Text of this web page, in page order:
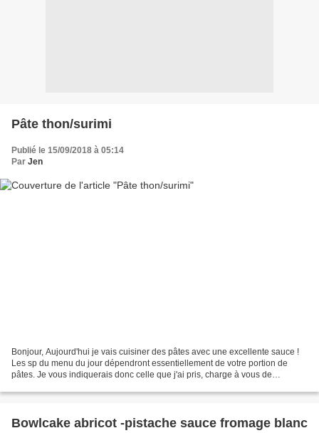
Pâte thon/surimi
Publié le 15/09/2018 à 05:14
Par Jen
Bonjour, Aujourd'hui je vais cuisiner des pâtes avec une excellente sauce !
Les sp du menu du jour dépendront essentiellement de votre portion de
pâtes. Je vous indiquerais donc celle que j'ai pris, charge à vous de
Bowlcake abricot -pistache sauce fromage blanc